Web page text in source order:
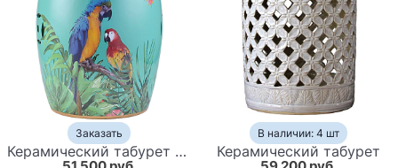
Заказать
Керамический табурет Parrots Tropical Animal Ceramic Stool Turquoise
В наличии: 4 шт
Керамический табурет